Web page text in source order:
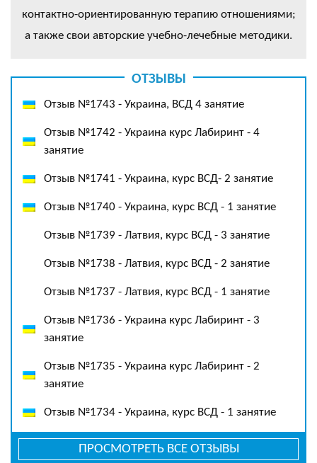
контактно-ориентированную терапию отношениями;
а также свои авторские учебно-лечебные методики.
ОТЗЫВЫ
Отзыв №1743 - Украина, ВСД 4 занятие
Отзыв №1742 - Украина курс Лабиринт - 4
занятие
Отзыв №1741 - Украина, курс ВСД- 2 занятие
Отзыв №1740 - Украина, курс ВСД - 1 занятие
Отзыв №1739 - Латвия, курс ВСД - 3 занятие
Отзыв №1738 - Латвия, курс ВСД - 2 занятие
Отзыв №1737 - Латвия, курс ВСД - 1 занятие
Отзыв №1736 - Украина курс Лабиринт - 3
занятие
Отзыв №1735 - Украина курс Лабиринт - 2
занятие
Отзыв №1734 - Украина, курс ВСД - 1 занятие
ПРОСМОТРЕТЬ ВСЕ ОТЗЫВЫ